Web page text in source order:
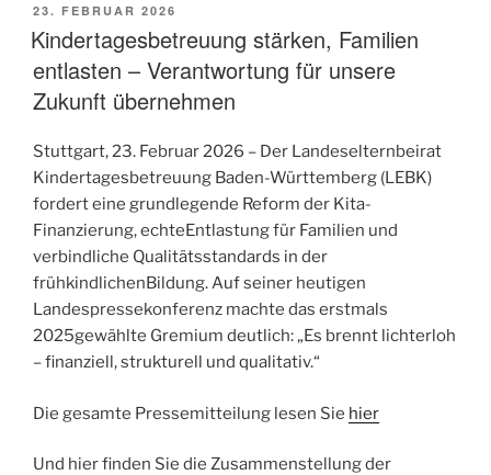
VERÖFFENTLICHT
AM
23. FEBRUAR 2026
Kindertagesbetreuung stärken, Familien
entlasten – Verantwortung für unsere
Zukunft übernehmen
Stuttgart, 23. Februar 2026 – Der Landeselternbeirat
Kindertagesbetreuung Baden-Württemberg (LEBK)
fordert eine grundlegende Reform der Kita-
Finanzierung, echteEntlastung für Familien und
verbindliche Qualitätsstandards in der
frühkindlichenBildung. Auf seiner heutigen
Landespressekonferenz machte das erstmals
2025gewählte Gremium deutlich: „Es brennt lichterloh
– finanziell, strukturell und qualitativ.“
Die gesamte Pressemitteilung lesen Sie hier
Und hier finden Sie die Zusammenstellung der